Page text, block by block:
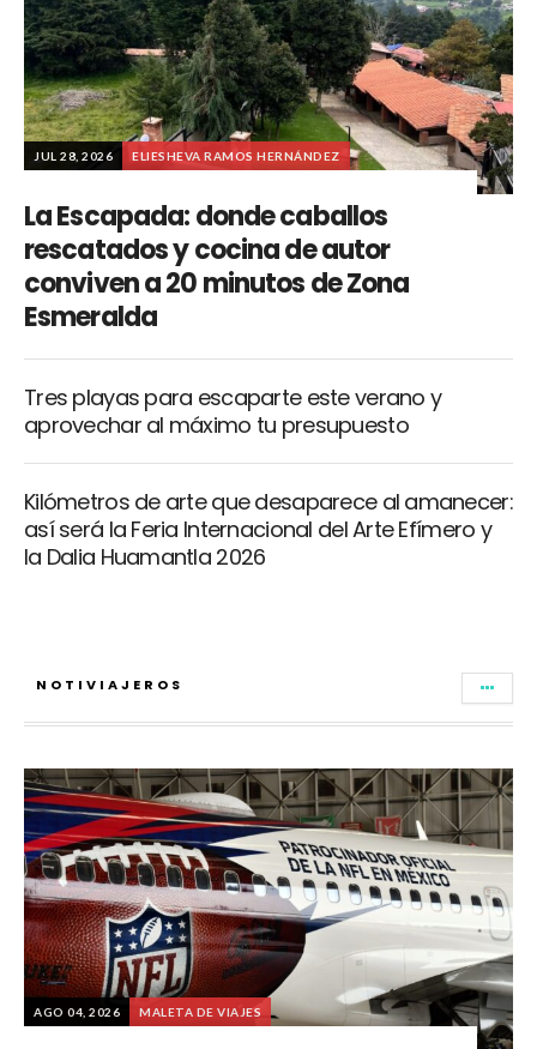
JUL 28, 2026 ELIESHEVA RAMOS HERNÁNDEZ
La Escapada: donde caballos
rescatados y cocina de autor
conviven a 20 minutos de Zona
Esmeralda
Tres playas para escaparte este verano y
aprovechar al máximo tu presupuesto
Kilómetros de arte que desaparece al amanecer:
así será la Feria Internacional del Arte Efímero y
la Dalia Huamantla 2026
NOTIVIAJEROS
AGO 04, 2026 MALETA DE VIAJES